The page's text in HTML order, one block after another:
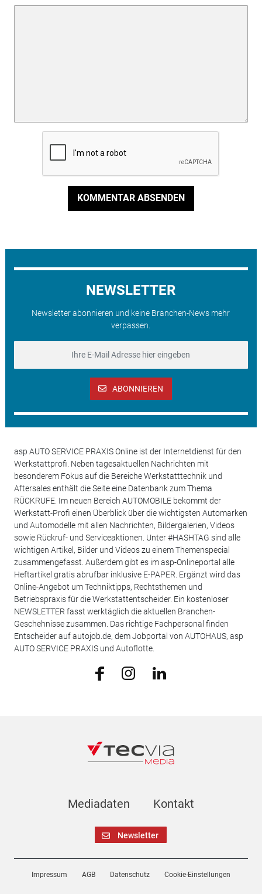
KOMMENTAR ABSENDEN
NEWSLETTER
Newsletter abonnieren und keine Branchen-News mehr
verpassen.
ABONNIEREN
asp AUTO SERVICE PRAXIS Online ist der Internetdienst für den
Werkstattprofi. Neben tagesaktuellen Nachrichten mit
besonderem Fokus auf die Bereiche Werkstatttechnik und
Aftersales enthält die Seite eine Datenbank zum Thema
RÜCKRUFE. Im neuen Bereich AUTOMOBILE bekommt der
Werkstatt-Profi einen Überblick über die wichtigsten Automarken
und Automodelle mit allen Nachrichten, Bildergalerien, Videos
sowie Rückruf- und Serviceaktionen. Unter #HASHTAG sind alle
wichtigen Artikel, Bilder und Videos zu einem Themenspecial
zusammengefasst. Außerdem gibt es im asp-Onlineportal alle
Heftartikel gratis abrufbar inklusive E-PAPER. Ergänzt wird das
Online-Angebot um Techniktipps, Rechtsthemen und
Betriebspraxis für die Werkstattentscheider. Ein kostenloser
NEWSLETTER fasst werktäglich die aktuellen Branchen-
Geschehnisse zusammen. Das richtige Fachpersonal finden
Entscheider auf autojob.de, dem Jobportal von AUTOHAUS, asp
AUTO SERVICE PRAXIS und Autoflotte.
Mediadaten Kontakt
Newsletter
Impressum AGB Datenschutz Cookie-Einstellungen